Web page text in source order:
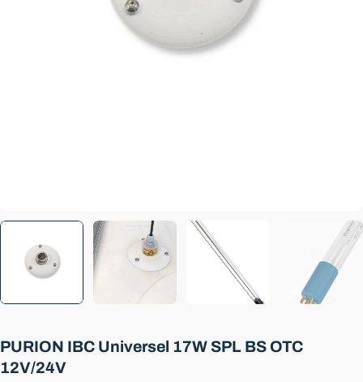
PURION IBC Universel 17W SPL BS OTC
12V/24V